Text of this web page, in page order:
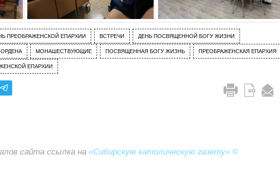
ПРЕОБРАЖЕНСКОЙ ЕПАРХИИ ВСТРЕЧИ ДЕНЬ ПОСВЯЩЕННОЙ БОГУ ЖИЗНИ
МОНАШЕСТВУЮЩИЕ ПОСВЯЩЕННАЯ БОГУ ЖИЗНЬ ПРЕОБРАЖЕНСКАЯ ЕПАРХИЯ
ЕПАРХИИ
сайта ссылка на «Сибирскую католическую газету» ©